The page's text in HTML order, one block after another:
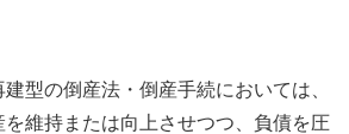
型の倒産法・倒産手続においては、
を維持または向上させつつ、負債を圧